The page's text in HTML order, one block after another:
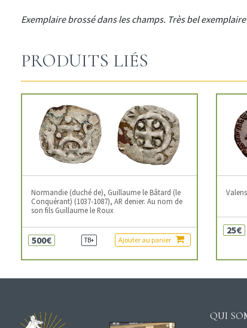
Exemplaire brossé dans les champs. Très bel exemplaire
PRODUITS LIÉS
Normandie (duché de), Guillaume le Bâtard (le
Conquérant) (1037-1087), AR denier. Au nom de
son fils Guillaume le Roux
500€ TB+ Ajouter au panier
25€
QUI